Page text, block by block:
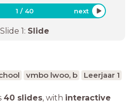
1 / 40 next
Slide 1: Slide
vmbo lwoo, b Leerjaar 1
40 slides, with interactive